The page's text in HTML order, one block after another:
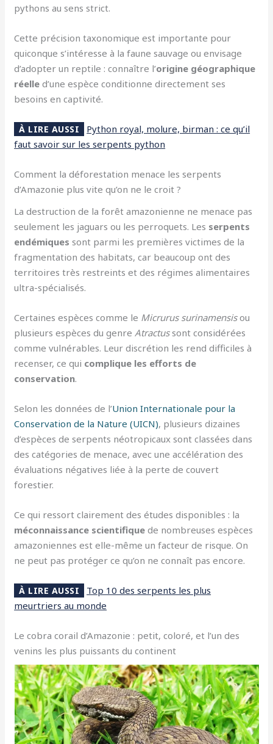
pythons au sens strict.
Cette précision taxonomique est importante pour
quiconque s’intéresse à la faune sauvage ou envisage
d’adopter un reptile : connaître l’origine géographique
réelle d’une espèce conditionne directement ses
besoins en captivité.
À LIRE AUSSI
Python royal, molure, birman : ce qu’il
faut savoir sur les serpents python
Comment la déforestation menace les serpents
d’Amazonie plus vite qu’on ne le croit ?
La destruction de la forêt amazonienne ne menace pas
seulement les jaguars ou les perroquets. Les serpents
endémiques sont parmi les premières victimes de la
fragmentation des habitats, car beaucoup ont des
territoires très restreints et des régimes alimentaires
ultra-spécialisés.
Certaines espèces comme le Micrurus surinamensisou
plusieurs espèces du genre Atractussont considérées
comme vulnérables. Leur discrétion les rend difficiles à
recenser, ce qui complique les efforts de
conservation.
Selon les données de l’Union Internationale pour la
Conservation de la Nature (UICN), plusieurs dizaines
d’espèces de serpents néotropicaux sont classées dans
des catégories de menace, avec une accélération des
évaluations négatives liée à la perte de couvert
forestier.
Ce qui ressort clairement des études disponibles : la
méconnaissance scientifique de nombreuses espèces
amazoniennes est elle-même un facteur de risque. On
ne peut pas protéger ce qu’on ne connaît pas encore.
À LIRE AUSSI
Top 10 des serpents les plus
meurtriers au monde
Le cobra corail d’Amazonie : petit, coloré, et l’un des
venins les plus puissants du continent